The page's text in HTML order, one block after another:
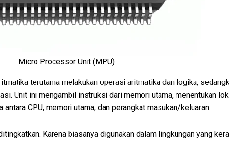
Micro Processor Unit (MPU)
terutama melakukan operasi aritmatika dan logika,
Unit ini mengambil instruksi dari memori utama, menentukan
CPU, memori utama, dan perangkat masukan/keluaran.
Karena biasanya digunakan dalam lingkungan yang